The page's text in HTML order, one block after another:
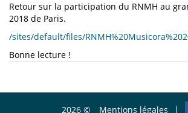
ACCÈS EXTRANET
Retour sur la participation du RNMH au
2018 de Paris.
/sites/default/files/
Bonne lecture !
2026 © Mentions légales |